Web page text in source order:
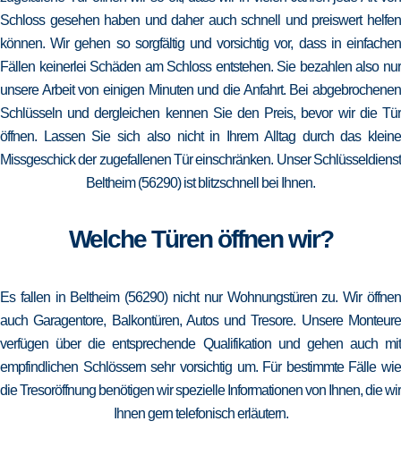
Schloss gesehen haben und daher auch schnell und preiswert helfen
können. Wir gehen so sorgfältig und vorsichtig vor, dass in einfachen
Fällen keinerlei Schäden am Schloss entstehen. Sie bezahlen also nur
unsere Arbeit von einigen Minuten und die Anfahrt. Bei abgebrochenen
Schlüsseln und dergleichen kennen Sie den Preis, bevor wir die Tür
öffnen. Lassen Sie sich also nicht in Ihrem Alltag durch das kleine
Missgeschick der zugefallenen Tür einschränken. Unser Schlüsseldienst
Beltheim (56290) ist blitzschnell bei Ihnen.
Welche Türen öffnen wir?
Es fallen in Beltheim (56290) nicht nur Wohnungstüren zu. Wir öffnen
auch Garagentore, Balkontüren, Autos und Tresore. Unsere Monteure
verfügen über die entsprechende Qualifikation und gehen auch mit
empfindlichen Schlössern sehr vorsichtig um. Für bestimmte Fälle wie
die Tresoröffnung benötigen wir spezielle Informationen von Ihnen, die wir
Ihnen gern telefonisch erläutern.